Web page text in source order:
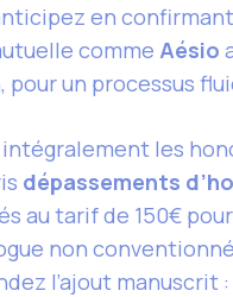
en
comme Aésio
un processus
intégralement les
dépassements
au tarif de 150€
non
l’ajout manuscrit